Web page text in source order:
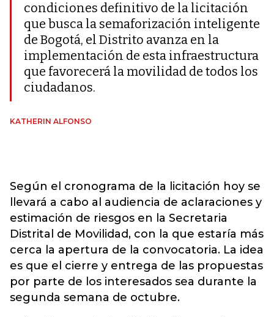
condiciones definitivo de la licitación
que busca la semaforización inteligente
de Bogotá, el Distrito avanza en la
implementación de esta infraestructura
que favorecerá la movilidad de todos los
ciudadanos.
KATHERIN ALFONSO
Según el cronograma de la licitación hoy se
llevará a cabo al audiencia de aclaraciones y
estimación de riesgos en la Secretaria
Distrital de Movilidad, con la que estaría más
cerca la apertura de la convocatoria. La idea
es que el cierre y entrega de las propuestas
por parte de los interesados sea durante la
segunda semana de octubre.